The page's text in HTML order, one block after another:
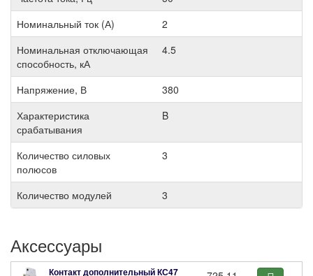
Номинальный ток (А)
2
Номинальная отключающая
способность, кА
4.5
Напряжение, В
380
Характеристика
срабатывания
B
Количество силовых
полюсов
3
Количество модулей 3
Аксессуары
Контакт дополнительный КС47